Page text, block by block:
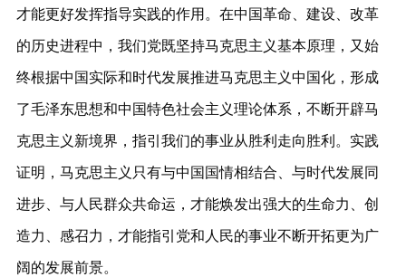
才能更好发挥指导实践的作用。在中国革命、建设、改革
的历史进程中，我们党既坚持马克思主义基本原理，又始
终根据中国实际和时代发展推进马克思主义中国化，形成
了毛泽东思想和中国特色社会主义理论体系，不断开辟马
克思主义新境界，指引我们的事业从胜利走向胜利。实践
证明，马克思主义只有与中国国情相结合、与时代发展同
进步、与人民群众共命运，才能焕发出强大的生命力、创
造力、感召力，才能指引党和人民的事业不断开拓更为广
阔的发展前景。